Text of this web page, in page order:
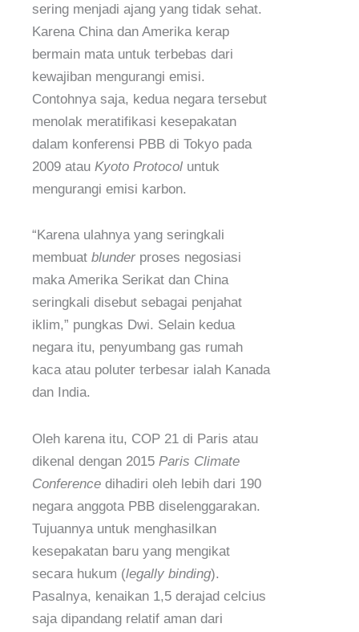
sering menjadi ajang yang tidak sehat.
Karena China dan Amerika kerap
bermain mata untuk terbebas dari
kewajiban mengurangi emisi.
Contohnya saja, kedua negara tersebut
menolak meratifikasi kesepakatan
dalam konferensi PBB di Tokyo pada
2009 atau Kyoto Protocol untuk
mengurangi emisi karbon.
“Karena ulahnya yang seringkali
membuat blunder proses negosiasi
maka Amerika Serikat dan China
seringkali disebut sebagai penjahat
iklim,” pungkas Dwi. Selain kedua
negara itu, penyumbang gas rumah
kaca atau poluter terbesar ialah Kanada
dan India.
Oleh karena itu, COP 21 di Paris atau
dikenal dengan 2015 Paris Climate
Conference dihadiri oleh lebih dari 190
negara anggota PBB diselenggarakan.
Tujuannya untuk menghasilkan
kesepakatan baru yang mengikat
secara hukum (legally binding).
Pasalnya, kenaikan 1,5 derajad celcius
saja dipandang relatif aman dari